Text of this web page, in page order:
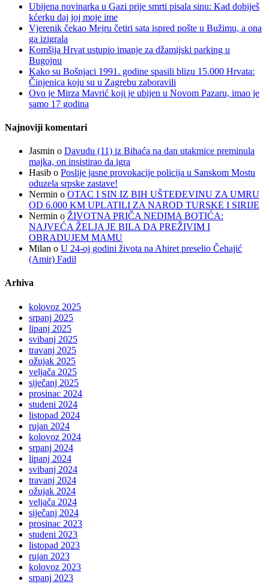
Ubijena novinarka u Gazi prije smrti pisala sinu: Kad dobiješ
kćerku daj joj moje ime
Vjerenik čekao Mejru četiri sata ispred pošte u Bužimu, a ona
ga izigrala
Komšija Hrvat ustupio imanje za džamijski parking u
Bugojnu
Kako su Bošnjaci 1991. godine spasili blizu 15.000 Hrvata:
Činjenica koju su u Zagrebu zaboravili
Ovo je Mirza Mavrić koji je ubijen u Novom Pazaru, imao je
samo 17 godina
Najnoviji komentari
Jasmin o Davudu (11) iz Bihaća na dan utakmice preminula
majka, on insistirao da igra
Hasib o Poslije jasne provokacije policija u Sanskom Mostu
oduzela srpske zastave!
Nermin o OTAC I SIN IZ BIH UŠTEĐEVINU ZA UMRU
OD 6.000 KM UPLATILI ZA NAROD TURSKE I SIRIJE
Nermin o ŽIVOTNA PRIČA NEDIMA BOTIĆA:
NAJVEĆA ŽELJA JE BILA DA PREŽIVIM I
OBRADUJEM MAMU
Milan o U 24-oj godini života na Ahiret preselio Čehajić
(Amir) Fadil
Arhiva
kolovoz 2025
srpanj 2025
lipanj 2025
svibanj 2025
travanj 2025
ožujak 2025
veljača 2025
siječanj 2025
prosinac 2024
studeni 2024
listopad 2024
rujan 2024
kolovoz 2024
srpanj 2024
lipanj 2024
svibanj 2024
travanj 2024
ožujak 2024
veljača 2024
siječanj 2024
prosinac 2023
studeni 2023
listopad 2023
rujan 2023
kolovoz 2023
srpanj 2023